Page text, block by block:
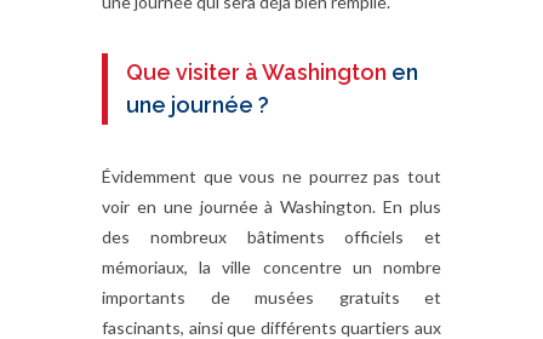
Que visiter à Washington en
une journée ?
Évidemment que vous ne pourrez pas tout
voir en une journée à Washington. En plus
des nombreux bâtiments officiels et
mémoriaux, la ville concentre un nombre
importants de musées gratuits et
fascinants, ainsi que différents quartiers aux